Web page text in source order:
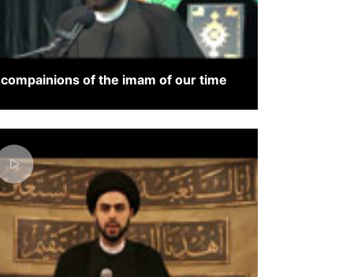
compainions of the imam of our time